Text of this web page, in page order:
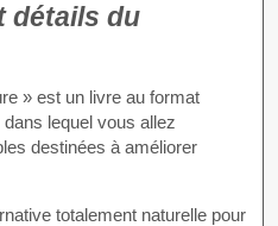
détails du
» est un livre au format
lequel vous allez
destinées à améliorer
totalement naturelle pour